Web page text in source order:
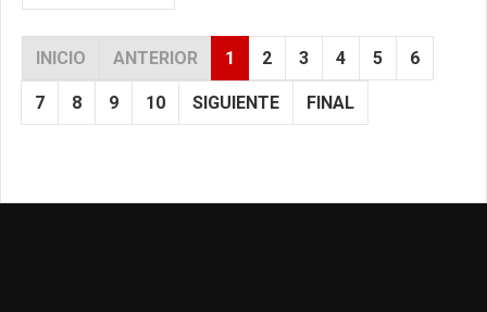
INICIO ANTERIOR 1 2 3 4 5 6
7 8 9 10 SIGUIENTE FINAL